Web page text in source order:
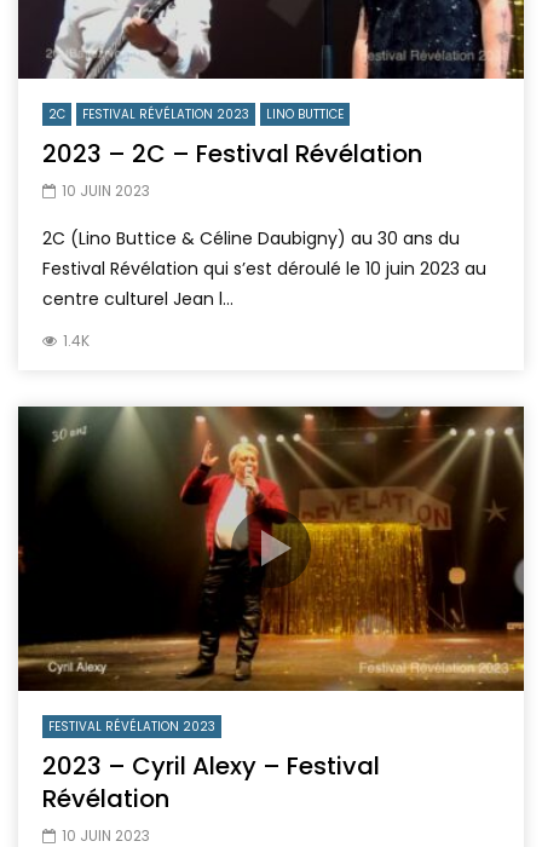
2C FESTIVAL RÉVÉLATION 2023 LINO BUTTICE
2023 – 2C – Festival Révélation
10 JUIN 2023
2C (Lino Buttice & Céline Daubigny) au 30 ans du
Festival Révélation qui s’est déroulé le 10 juin 2023 au
centre culturel Jean l...
1.4K
FESTIVAL RÉVÉLATION 2023
2023 – Cyril Alexy – Festival
Révélation
10 JUIN 2023